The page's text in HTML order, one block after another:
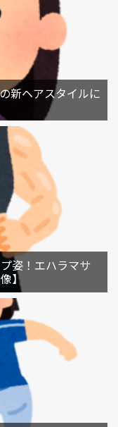
新ヘアスタイルに
姿！エハラマサ
】